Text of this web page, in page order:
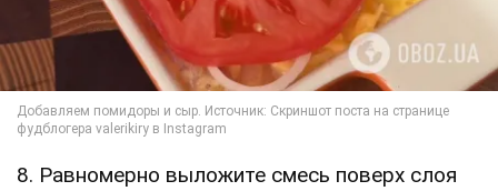
8. Равномерно выложите смесь поверх слоя